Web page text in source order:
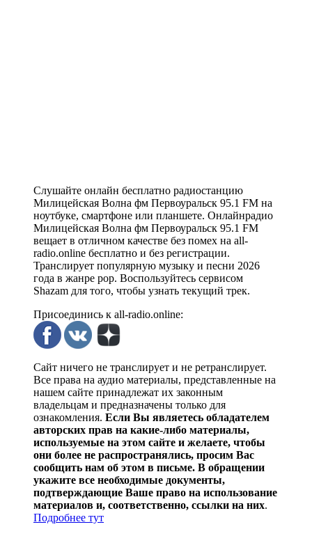
Слушайте онлайн бесплатно радиостанцию
Милицейская Волна фм Первоуральск 95.1 FM на
ноутбуке, смартфоне или планшете. Онлайнрадио
Милицейская Волна фм Первоуральск 95.1 FM
вещает в отличном качестве без помех на all-
radio.online бесплатно и без регистрации.
Транслирует популярную музыку и песни 2026
года в жанре pop. Воспользуйтесь сервисом
Shazam для того, чтобы узнать текущий трек.
Присоединись к all-radio.online:
Сайт ничего не транслирует и не ретранслирует.
Все права на аудио материалы, представленные на
нашем сайте принадлежат их законным
владельцам и предназначены только для
ознакомления. Если Вы являетесь обладателем
авторских прав на какие-либо материалы,
используемые на этом сайте и желаете, чтобы
они более не распространялись, просим Вас
сообщить нам об этом в письме. В обращении
укажите все необходимые документы,
подтверждающие Ваше право на использование
материалов и, соответственно, ссылки на них.
Подробнее тут